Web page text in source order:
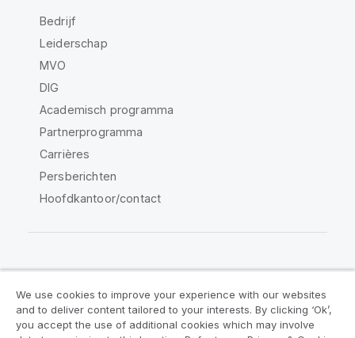
Bedrijf
Leiderschap
MVO
DIG
Academisch programma
Partnerprogramma
Carrières
Persberichten
Hoofdkantoor/contact
Juridische overeenkomsten
We use cookies to improve your experience with our websites
and to deliver content tailored to your interests. By clicking ‘Ok’,
you accept the use of additional cookies which may involve